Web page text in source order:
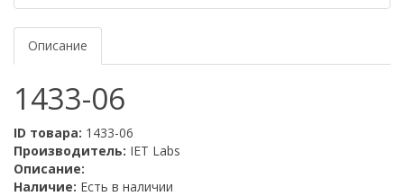
Описание
1433-06
ID товара: 1433-06
Производитель: IET Labs
Описание:
Наличие: Есть в наличии